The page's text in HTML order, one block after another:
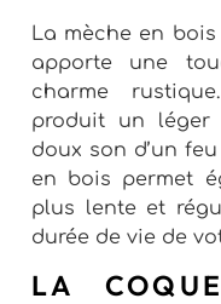
La mèche en
apporte une
charme
produit un léger
doux son d’un
en bois permet
plus lente et
durée de vie de
LA